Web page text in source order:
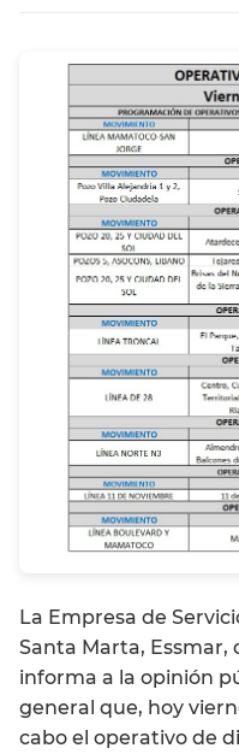
La Empresa de
Santa Marta, Essmar,
informa a la opinión
general que, hoy
cabo el operativo de